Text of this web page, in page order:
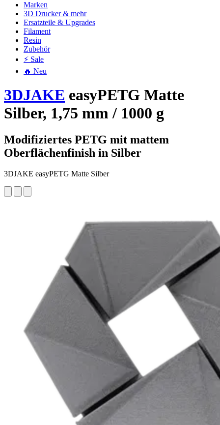
Marken
3D Drucker & mehr
Ersatzteile & Upgrades
Filament
Resin
Zubehör
⚡ Sale
🔥 Neu
3DJAKE easyPETG Matte
Silber, 1,75 mm / 1000 g
Modifiziertes PETG mit mattem
Oberflächenfinish in Silber
3DJAKE easyPETG Matte Silber